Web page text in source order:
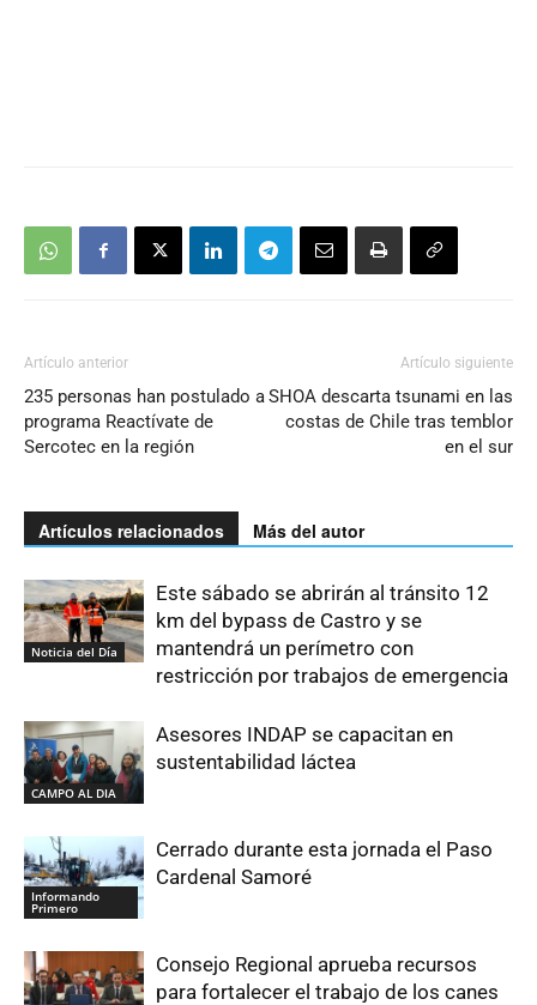
Artículo anterior
235 personas han postulado a
programa Reactívate de
Sercotec en la región
Artículo siguiente
SHOA descarta tsunami en las
costas de Chile tras temblor
en el sur
Artículos relacionados Más del autor
Noticia del Día
Este sábado se abrirán al tránsito 12
km del bypass de Castro y se
mantendrá un perímetro con
restricción por trabajos de emergencia
CAMPO AL DIA
Asesores INDAP se capacitan en
sustentabilidad láctea
Informando
Primero
Cerrado durante esta jornada el Paso
Cardenal Samoré
Consejo Regional aprueba recursos
para fortalecer el trabajo de los canes